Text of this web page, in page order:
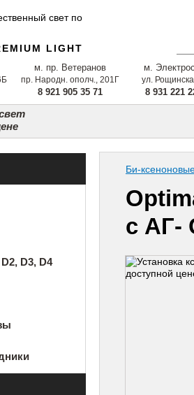
LIGHT
м. пр. Ветеранов
пр. Народн. ополч., 201Г
8 921 905 35 71
м.
ул.
8 931 221
D3, D4
Би-
с АГ-